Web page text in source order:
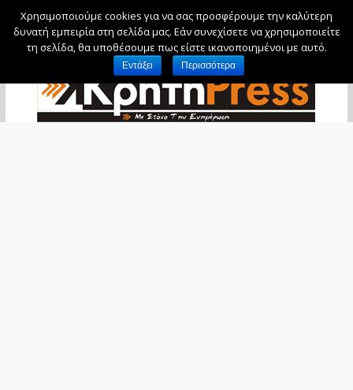
Πέμπτη, 6 Αυγούστου, 2026
Χρησιμοποιούμε cookies για να σας προσφέρουμε την καλύτερη
δυνατή εμπειρία στη σελίδα μας. Εάν συνεχίσετε να χρησιμοποιείτε
τη σελίδα, θα υποθέσουμε πως είστε ικανοποιημένοι με αυτό.
Εντάξει Περισσότερα